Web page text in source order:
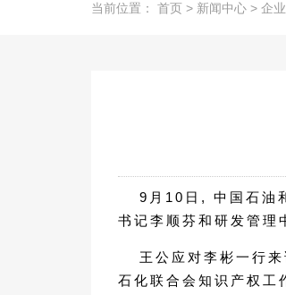
当前位置： 首页 > 新闻中心 > 企
9月10日, 中国石油
书记李顺芬和研发管理
王公应对李彬一行
石化联合会知识产权工